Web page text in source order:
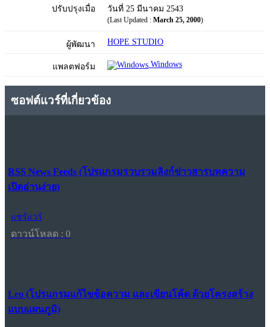
ปรับปรุงเมื่อ วันที่ 25 มีนาคม 2543
(Last Updated : March 25, 2000)
ผู้พัฒนา HOPE STUDIO
แพลตฟอร์ม Windows
ซอฟต์แวร์ที่เกี่ยวข้อง
RSS News Feeds (โปรแกรมรวบรวมลิงก์ข่าวสารบทความ
เปิดอ่านง่าย)
แชร์แวร์
ดาวน์โหลด : 0
Leo (โปรแกรมแก้ไขข้อความ และเขียนโค้ด ด้วยโครงสร้าง
แบบแผนภูมิ)